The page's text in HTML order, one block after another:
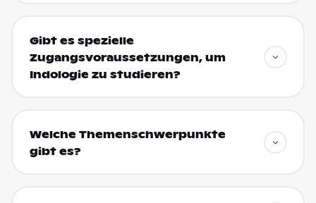
Gibt es spezielle
Zugangsvoraussetzungen, um
Indologie zu studieren?
Welche Themenschwerpunkte
gibt es?